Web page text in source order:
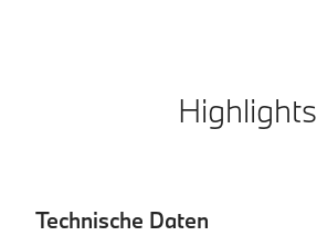
Highlights
Technische Daten